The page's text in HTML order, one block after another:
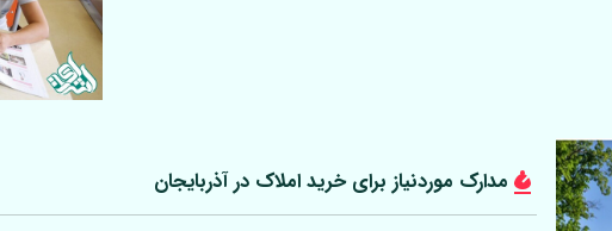
مدارک موردنیاز برای خرید املاک در آذربایجان